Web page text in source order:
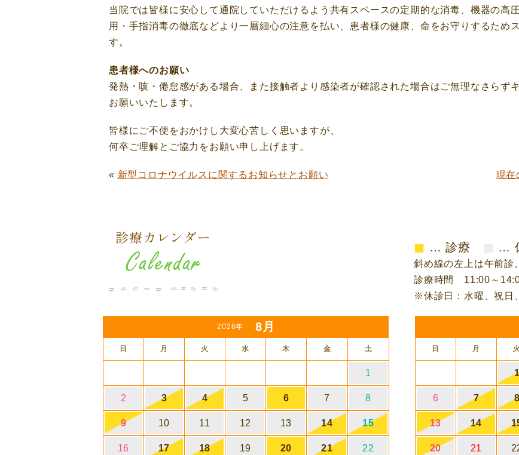
当院では皆様に安心して通院していただけるよう共有スペースの定期的な消毒、機器の高
用・手指消毒の徹底などより一層細心の注意を払い、患者様の健康、命をお守りするため
す。
患者様へのお願い
発熱・咳・倦怠感がある場合、また接触者より感染者が確認された場合はご無理なさらず
お願いいたします。
皆様にご不便をおかけし大変心苦しく思いますが、
何卒ご理解とご協力をお願い申し上げます。
« 新型コロナウイルスに関するお知らせとお願い 現在
診療カレンダー
■ … 診療 …
斜め線の左上は午前診
診療時間 11:00～
※休診日：水曜、祝日
2026年 8月
日 月 火 水 木 金 土
1
2 3 4 5 6 7 8
9 10 11 12 13 14 15
16 17 18 19 20 21 22
日 月 火
6 7
13 14
20 21